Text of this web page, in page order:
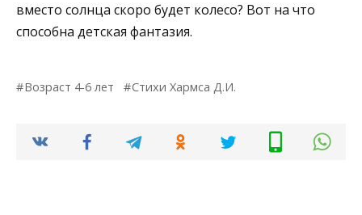
вместо солнца скоро будет колесо? Вот на что
способна детская фантазия.
Возраст 4-6 лет Стихи Хармса Д.И.